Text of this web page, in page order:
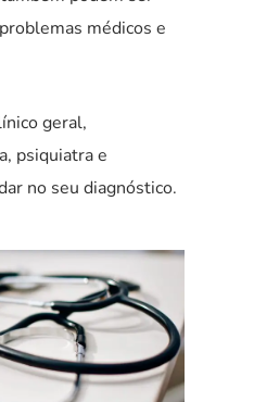
médicos e
geral,
psiquiatra e
no seu diagnóstico.